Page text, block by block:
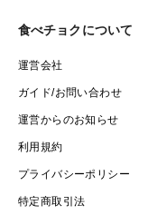
食べチョクについて
運営会社
ガイド/お問い合わせ
運営からのお知らせ
利用規約
プライバシーポリシー
特定商取引法